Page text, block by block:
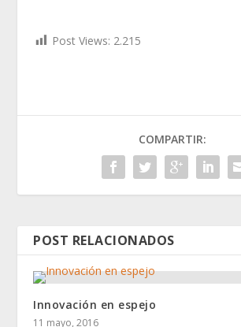
Post Views: 2.215
COMPARTIR:
POST RELACIONADOS
Innovación en espejo
11 mayo, 2016